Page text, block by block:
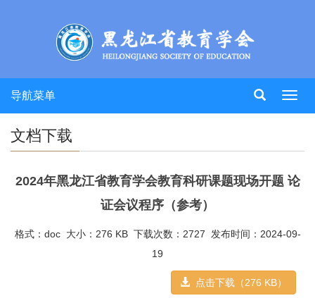
导航菜单
文档下载
2024年黑龙江省教育学会教育科研课题现场开题 论
证会议程序（参考）
格式：doc 大小：276 KB 下载次数：2727
发布时间：2024-09-
19
点击下载（276 KB）